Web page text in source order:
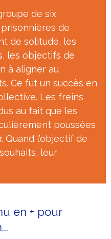
de six
de
de solitude, les
les objectifs de
à aligner au
Ce fut un succès en
Les freins
au fait que les
poussées
Quand l’objectif de
leur
en + pour